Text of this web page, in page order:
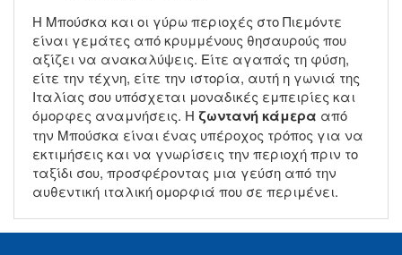
Η Μπούσκα και οι γύρω περιοχές στο Πιεμόντε
είναι γεμάτες από κρυμμένους θησαυρούς που
αξίζει να ανακαλύψεις. Είτε αγαπάς τη φύση,
είτε την τέχνη, είτε την ιστορία, αυτή η γωνιά της
Ιταλίας σου υπόσχεται μοναδικές εμπειρίες και
όμορφες αναμνήσεις. Η ζωντανή κάμερα από
την Μπούσκα είναι ένας υπέροχος τρόπος για να
εκτιμήσεις και να γνωρίσεις την περιοχή πριν το
ταξίδι σου, προσφέροντας μια γεύση από την
αυθεντική ιταλική ομορφιά που σε περιμένει.